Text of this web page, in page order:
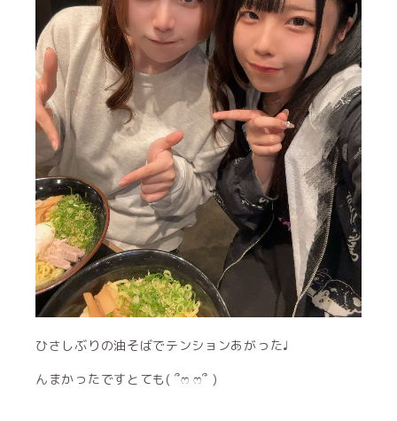
ひさしぶりの油そばでテンションあがった♩
んまかったですとても‎( ՞ෆ ෆ՞ )